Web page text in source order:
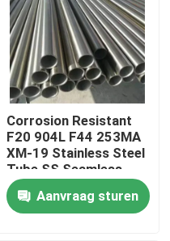
Corrosion Resistant
F20 904L F44 253MA
XM-19 Stainless Steel
Tube SS Seamless
Pipe BA Bright
AnnealedAanvraag sturen